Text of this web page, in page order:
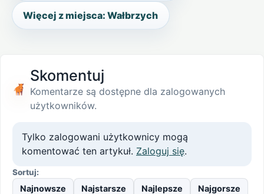
Więcej z miejsca: Wałbrzych
Skomentuj
Komentarze są dostępne dla zalogowanych
użytkowników.
Tylko zalogowani użytkownicy mogą
komentować ten artykuł. Zaloguj się.
Sortuj:
Najnowsze Najstarsze Najlepsze Najgorsze